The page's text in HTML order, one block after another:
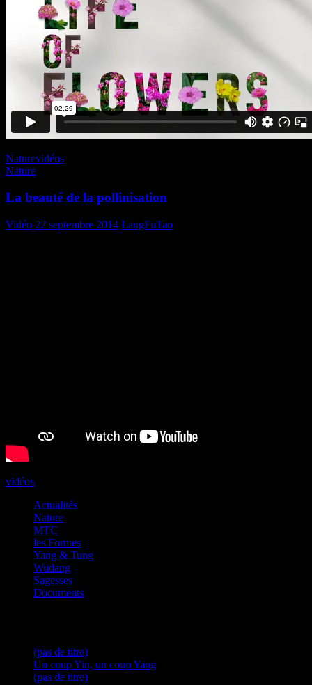
Naturevidéos
Nature
La beauté de la pollinisation
Vidéo 22 septembre 2014 LangFuTao
vidéos
La Méditation en mouvement …
Actualités
Nature
MTC
les Formes
Yang & Tung
Wudang
Sagesses
Documents
(pas de titre)
Un coup Yin, un coup Yang
(pas de titre)